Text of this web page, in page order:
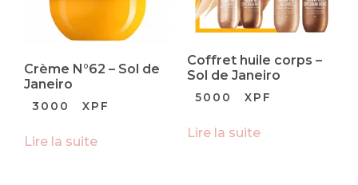
Crème N°62 – Sol de
Janeiro
3000 XPF
Lire la suite
Coffret huile corps –
Sol de Janeiro
5000 XPF
Lire la suite